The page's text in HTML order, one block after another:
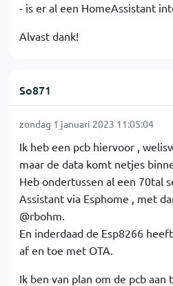
- is er al een HomeAssistant
Alvast dank!
So871
zondag 1 januari 2023 11:05:04
Ik heb een pcb hiervoor ,
maar de data komt netjes
Heb ondertussen al een 70tal
Assistant via Esphome , met
@rbohm.
En inderdaad de Esp8266
af en toe met OTA.
Ik ben van plan om de pcb aan